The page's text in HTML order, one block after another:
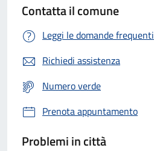
Contatta il comune
Leggi le domande frequenti
Richiedi assistenza
Numero verde
Prenota appuntamento
Problemi in città